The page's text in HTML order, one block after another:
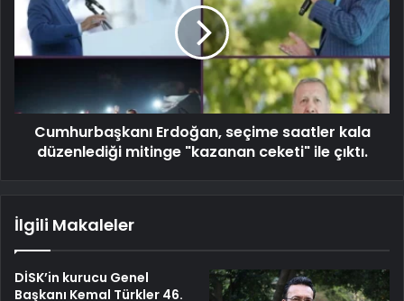
Cumhurbaşkanı Erdoğan, seçime saatler kala
düzenlediği mitinge "kazanan ceketi" ile çıktı.
İlgili Makaleler
DİSK’in kurucu Genel
Başkanı Kemal Türkler 46.